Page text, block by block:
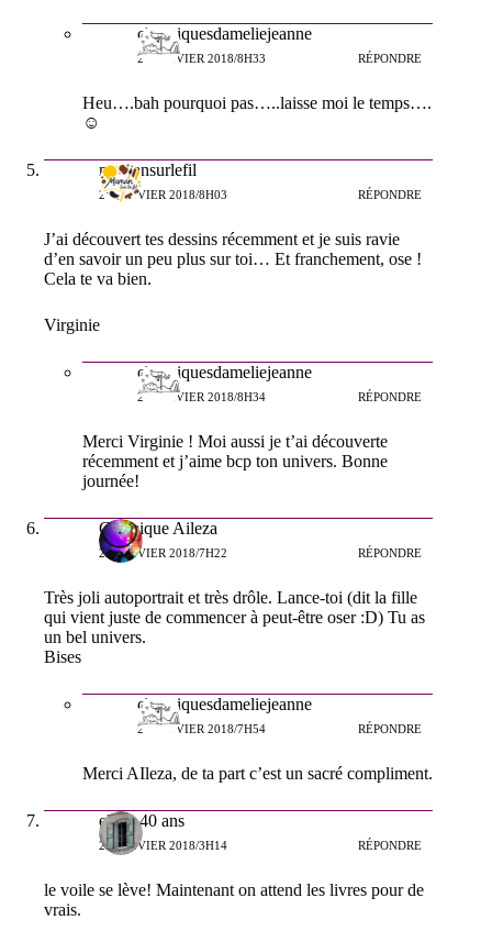
chroniquesdameliejeanne
26 JANVIER 2018/8H33 RÉPONDRE
Heu….bah pourquoi pas…..laisse moi le temps….
☺
mamansurlefil
26 JANVIER 2018/8H03 RÉPONDRE
J’ai découvert tes dessins récemment et je suis ravie
d’en savoir un peu plus sur toi… Et franchement, ose !
Cela te va bien.
Virginie
chroniquesdameliejeanne
26 JANVIER 2018/8H34 RÉPONDRE
Merci Virginie ! Moi aussi je t’ai découverte
récemment et j’aime bcp ton univers. Bonne
journée!
Cosmique Aileza
26 JANVIER 2018/7H22 RÉPONDRE
Très joli autoportrait et très drôle. Lance-toi (dit la fille
qui vient juste de commencer à peut-être oser :D) Tu as
un bel univers.
Bises
chroniquesdameliejeanne
26 JANVIER 2018/7H54 RÉPONDRE
Merci AIleza, de ta part c’est un sacré compliment.
elle a 40 ans
26 JANVIER 2018/3H14 RÉPONDRE
le voile se lève! Maintenant on attend les livres pour de
vrais.